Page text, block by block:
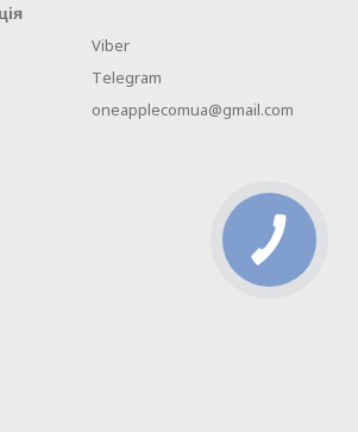
Viber
Telegram
oneapplecomua@gmail.com